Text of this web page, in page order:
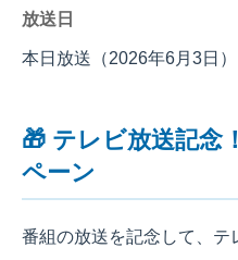
放送日
本日放送（2026年6月3日）
🎁 テレビ放送記念
ペーン
番組の放送を記念して、テ